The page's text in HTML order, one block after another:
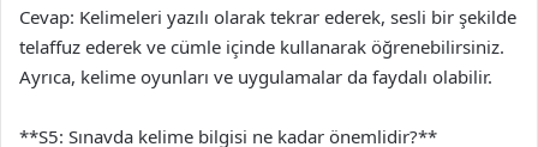
Cevap: Kelimeleri yazılı olarak tekrar ederek, sesli bir şekilde
telaffuz ederek ve cümle içinde kullanarak öğrenebilirsiniz.
Ayrıca, kelime oyunları ve uygulamalar da faydalı olabilir.
**S5: Sınavda kelime bilgisi ne kadar önemlidir?**